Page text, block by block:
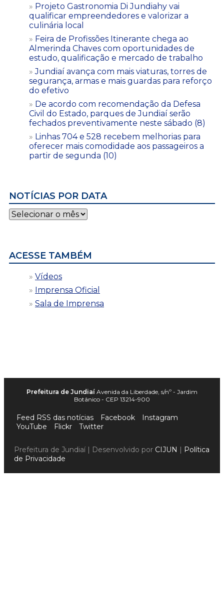
Projeto Gastronomia Di Jundiahy vai
qualificar empreendedores e valorizar a
culinária local
Feira de Profissões Itinerante chega ao
Almerinda Chaves com oportunidades de
estudo, qualificação e mercado de trabalho
Jundiaí avança com mais viaturas, torres de
segurança, armas e mais guardas para reforço
do efetivo
De acordo com recomendação da Defesa
Civil do Estado, parques de Jundiaí serão
fechados preventivamente neste sábado (8)
Linhas 704 e 528 recebem melhorias para
oferecer mais comodidade aos passageiros a
partir de segunda (10)
NOTÍCIAS POR DATA
Notícias
por
ACESSE TAMBÉM
Vídeos
Imprensa Oficial
Sala de Imprensa
Prefeitura de Jundiaí Avenida da Liberdade, s/nº - Jardim
Botânico - CEP 13214-900
Feed RSS das notícias Facebook
Instagram
YouTube
Flickr Twitter
Prefeitura de Jundiaí | Desenvolvido por CIJUN | Política
de Privacidade